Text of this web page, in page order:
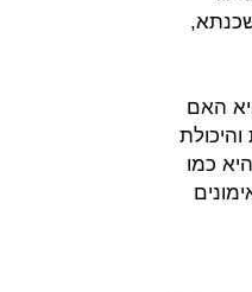
האם
כמו